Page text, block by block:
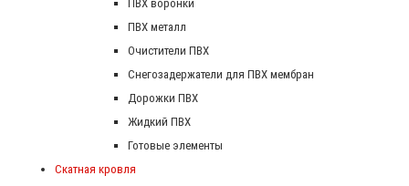
ПВХ воронки
ПВХ металл
Очистители ПВХ
Снегозадержатели для ПВХ мембран
Дорожки ПВХ
Жидкий ПВХ
Готовые элементы
Скатная кровля